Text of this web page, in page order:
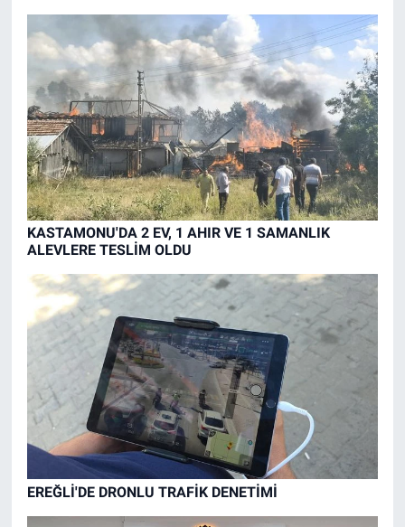
KASTAMONU'DA 2 EV, 1 AHIR VE 1 SAMANLIK
ALEVLERE TESLİM OLDU
EREĞLİ'DE DRONLU TRAFİK DENETİMİ